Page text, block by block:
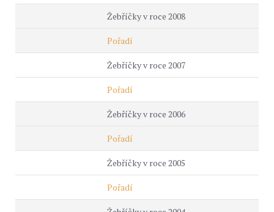
Žebříčky v roce 2008
Pořadí
Žebříčky v roce 2007
Pořadí
Žebříčky v roce 2006
Pořadí
Žebříčky v roce 2005
Pořadí